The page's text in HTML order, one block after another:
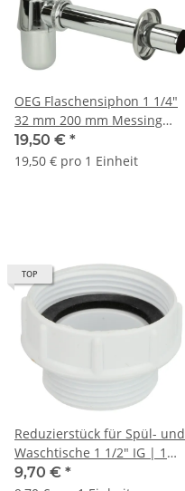
OEG Flaschensiphon 1 1/4"
32 mm 200 mm Messing
verchromt
19,50 € *
19,50 € pro 1 Einheit
TOP
Reduzierstück für Spül- und
Waschtische 1 1/2" IG | 1
1/4" AG
9,70 € *